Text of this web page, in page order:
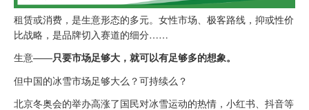
租赁或消费，是生意形态的多元。女性市场、极客路线，抑或性价
比战略，是品牌切入赛道的细分……
生意——只要市场足够大，就可以有足够多的想象。
但中国的冰雪市场足够大么？可持续么？
北京冬奥会的举办高涨了国民对冰雪运动的热情，小红书、抖音等